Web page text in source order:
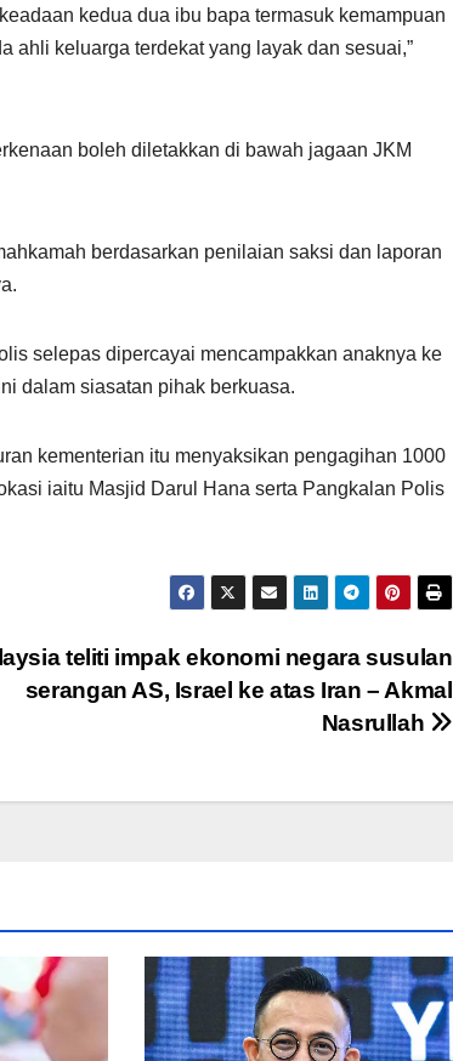
kedua dua ibu bapa termasuk kemampuan
ahli keluarga terdekat yang layak dan sesuai,”
boleh diletakkan di bawah jagaan JKM
berdasarkan penilaian saksi dan laporan
selepas dipercayai mencampakkan anaknya ke
dalam siasatan pihak berkuasa.
kementerian itu menyaksikan pengagihan 1000
iaitu Masjid Darul Hana serta Pangkalan Polis
teliti impak ekonomi negara susulan
serangan AS, Israel ke atas Iran – Akmal
Nasrullah